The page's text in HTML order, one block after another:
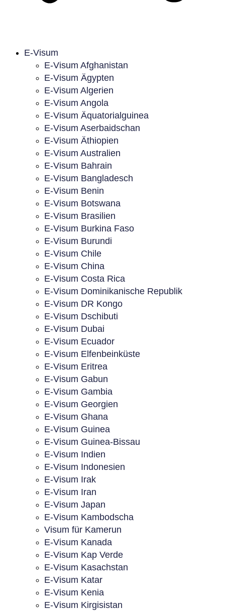
E-Visum
E-Visum Afghanistan
E-Visum Ägypten
E-Visum Algerien
E-Visum Angola
E-Visum Äquatorialguinea
E-Visum Aserbaidschan
E-Visum Äthiopien
E-Visum Australien
E-Visum Bahrain
E-Visum Bangladesch
E-Visum Benin
E-Visum Botswana
E-Visum Brasilien
E-Visum Burkina Faso
E-Visum Burundi
E-Visum Chile
E-Visum China
E-Visum Costa Rica
E-Visum Dominikanische Republik
E-Visum DR Kongo
E-Visum Dschibuti
E-Visum Dubai
E-Visum Ecuador
E-Visum Elfenbeinküste
E-Visum Eritrea
E-Visum Gabun
E-Visum Gambia
E-Visum Georgien
E-Visum Ghana
E-Visum Guinea
E-Visum Guinea-Bissau
E-Visum Indien
E-Visum Indonesien
E-Visum Irak
E-Visum Iran
E-Visum Japan
E-Visum Kambodscha
Visum für Kamerun
E-Visum Kanada
E-Visum Kap Verde
E-Visum Kasachstan
E-Visum Katar
E-Visum Kenia
E-Visum Kirgisistan